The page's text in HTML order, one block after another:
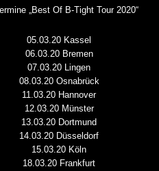
„Best Of B-Tight Tour 2020“
05.03.20 Kassel
06.03.20 Bremen
07.03.20 Lingen
08.03.20 Osnabrück
11.03.20 Hannover
12.03.20 Münster
13.03.20 Dortmund
14.03.20 Düsseldorf
15.03.20 Köln
18.03.20 Frankfurt